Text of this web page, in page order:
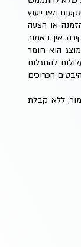
ו/או ייעוץ
או הצעה
אין באמור
הוא חומר
להתגלות
הכרוכים
ללא קבלת